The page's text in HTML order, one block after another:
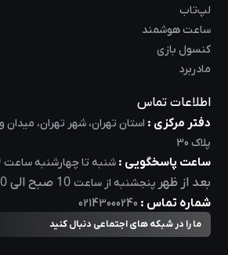
لپ‌تاب
ساعت هوشمند
کنسول بازی
مادربرد
اطلاعات تماس
دفتر مرکزی : استان تهران، شهر تهران،
پلاک 30
ساعت پاسخگویی : شنبه تا چهارشنبه ساعت 10
بعد از ظهر پنجشنبه از ساعت 10 صبح الی
شماره تماس : 02143000240
ما را در شبکه های اجتماعی دنبال کنید